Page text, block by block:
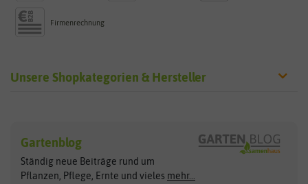
Firmenrechnung
Unsere Shopkategorien & Hersteller
Exotische Samen
Gemüsesamen
Gründünger
Arche Noah
ASB Greenworld
Clever Pots
COMPO
Gartenblog
Ständig neue Beiträge rund um
Pflanzen, Pflege, Ernte und vieles mehr...